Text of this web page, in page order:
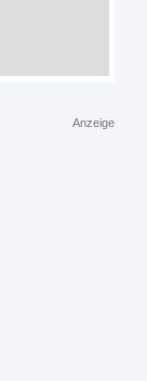
Anzeige